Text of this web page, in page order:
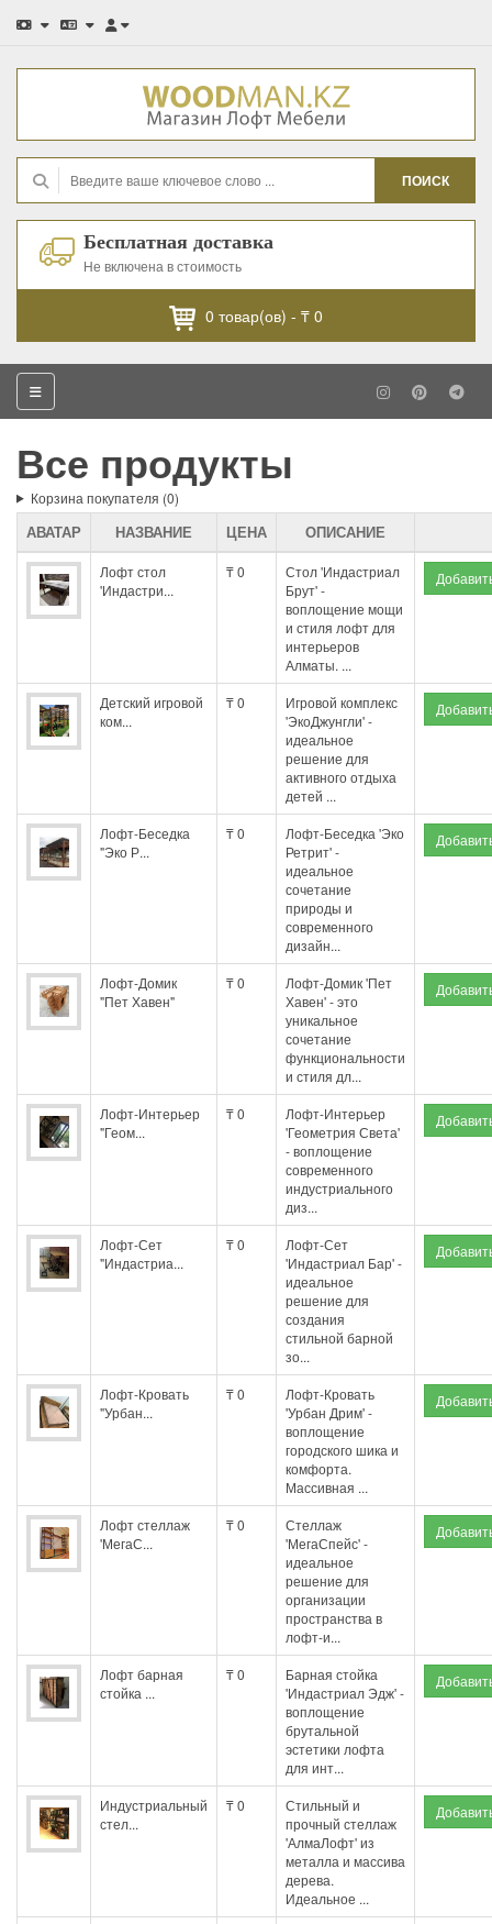
ПОИСК
Бесплатная доставка
Не включена в стоимость
0 товар(ов) - ₸ 0
Все продукты
Корзина покупателя (0)
АВАТАР НАЗВАНИЕ ЦЕНА ОПИСАНИЕ
Лофт стол
'Индастри...
₸ 0
Стол 'Индастриал
Брут' -
воплощение мощи
и стиля лофт для
интерьеров
Алматы. ...
Детский игровой
ком...
₸ 0
Игровой комплекс
'ЭкоДжунгли' -
идеальное
решение для
активного отдыха
детей ...
Лофт-Беседка
"Эко Р...
₸ 0
Лофт-Беседка 'Эко
Ретрит' -
идеальное
сочетание
природы и
современного
дизайн...
Лофт-Домик
"Пет Хавен"
₸ 0
Лофт-Домик 'Пет
Хавен' - это
уникальное
сочетание
функциональности
и стиля дл...
Лофт-Интерьер
"Геом...
₸ 0
Лофт-Интерьер
'Геометрия Света'
- воплощение
современного
индустриального
диз...
Лофт-Сет
"Индастриа...
₸ 0
Лофт-Сет
'Индастриал Бар' -
идеальное
решение для
создания
стильной барной
зо...
Лофт-Кровать
"Урбан...
₸ 0
Лофт-Кровать
'Урбан Дрим' -
воплощение
городского шика и
комфорта.
Массивная ...
Лофт стеллаж
'МегаС...
₸ 0
Стеллаж
'МегаСпейс' -
идеальное
решение для
организации
пространства в
лофт-и...
Лофт барная
стойка ...
₸ 0
Барная стойка
'Индастриал Эдж' -
воплощение
брутальной
эстетики лофта
для инт...
Индустриальный
стел...
₸ 0
Стильный и
прочный стеллаж
'АлмаЛофт' из
металла и массива
дерева.
Идеальное ...